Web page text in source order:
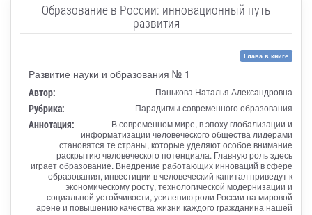
Образование в России: инновационный путь
развития
Глава в книге
Развитие науки и образования № 1
Автор: Панькова Наталья Александровна
Рубрика: Парадигмы современного образования
Аннотация:
В современном мире, в эпоху глобализации и
информатизации человеческого общества лидерами
становятся те страны, которые уделяют особое внимание
раскрытию человеческого потенциала. Главную роль здесь
играет образование. Внедрение работающих инноваций в сфере
образования, инвестиции в человеческий капитал приведут к
экономическому росту, технологической модернизации и
социальной устойчивости, усилению роли России на мировой
арене и повышению качества жизни каждого гражданина нашей